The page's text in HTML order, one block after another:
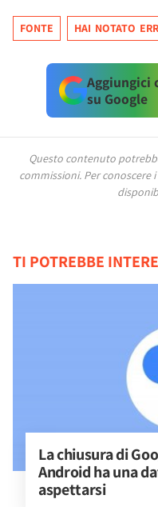
FONTE HAI NOTATO
Aggiungici
su Google
Questo contenuto
commissioni. Per conoscere
TI POTREBBE
La chiusura di
Android ha una
aspettarsi